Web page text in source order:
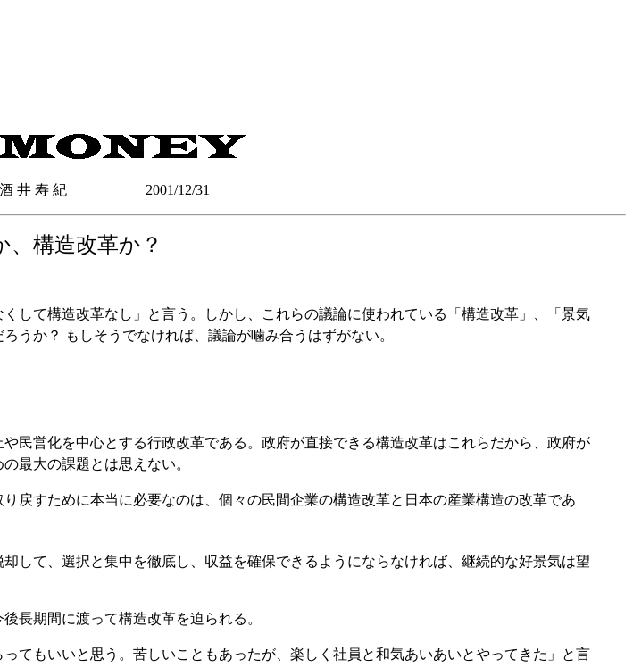
寿 紀 2001/12/31
、構造改革か？
して構造改革なし」と言う。しかし、これらの議論に使われている「構造改革」、「景気
うか？ もしそうでなければ、議論が噛み合うはずがない。
民営化を中心とする行政改革である。政府が直接できる構造改革はこれらだから、政府が
最大の課題とは思えない。
戻すために本当に必要なのは、個々の民間企業の構造改革と日本の産業構造の改革であ
して、選択と集中を徹底し、収益を確保できるようにならなければ、継続的な好景気は望
長期間に渡って構造改革を迫られる。
てもいいと思う。苦しいこともあったが、楽しく社員と和気あいあいとやってきた」と言